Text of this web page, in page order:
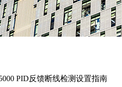
PID反馈断线检测设置指南